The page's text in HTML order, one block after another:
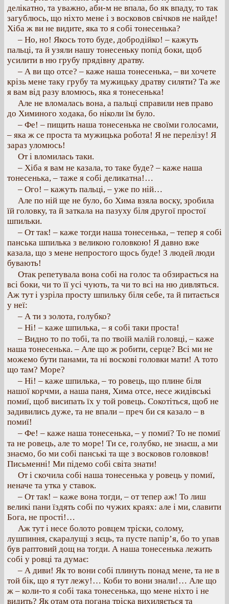
делікатно, та уважно, аби-м не впала, бо як впаду, то так
загублюсь, що ніхто мене і з восковов свічков не найде!
Хіба ж ви не видите, яка то я собі тонесенька?
– Но, но! Якось тото буде, добродійко! – кажуть
пальці, та й узяли нашу тонесеньку попід боки, щоб
усилити в ню грубу прядівну дратву.
– А ви що отсе? – каже наша тонесенька, – ви хочете
крізь мене таку грубу та мужицьку дратву силяти? Та же
я вам від разу вломюсь, яка я тонесенька!
Але не вломалась вона, а пальці справили нев право
до Химиного ходака, бо ніколи їм було.
– Фе! – пищить наша тонесенька не своїми голосами,
– яка ж се проста та мужицька робота! Я не перелізу! Я
зараз уломюсь!
От і вломилась таки.
– Хіба я вам не казала, то таке буде? – каже наша
тонесенька, – таже я собі деликатна!…
– Ого! – кажуть пальці, – уже по ній…
Але по ній ще не було, бо Хима взяла воску, зробила
їй головку, та й заткала на пазуху біля другої простої
шпильки.
– От так! – каже тогди наша тонесенька, – тепер я собі
панська шпилька з великою головкою! Я давно вже
казала, що з мене непростого щось буде! З людей люди
бувають!
Отак репетувала вона собі на голос та обзирається на
всі боки, чи то її усі чують, та чи то всі на ню дивляться.
Аж тут і узріла просту шпильку біля себе, та й питається
у неї:
– А ти з золота, голубко?
– Ні! – каже шпилька, – я собі таки проста!
– Видно то по тобі, та по твоїй малій головці, – каже
наша тонесенька. – Але що ж робити, серце? Всі ми не
можемо бути панами, та ні воскові головки мати! А тото
що там? Море?
– Ні! – каже шпилька, – то ровець, що плине біля
нашої корчми, а наша паня, Хима отсе, несе жидівські
помиї, щоб висипать їх у той ровець. Сокотіться, щоб не
задивились дуже, та не впали – преч би ся казало – в
помиї!
– Фе! – каже наша тонесенька, – у помиї? То не помиї
та не ровець, але то море! Ти се, голубко, не знаєш, а ми
знаємо, бо ми собі панські та ще з восковов головков!
Письменні! Ми підемо собі світа знати!
От і скочила собі наша тонесенька у ровець у помиї,
неначе та утка у ставок.
– От так! – каже вона тогди, – от тепер аж! То лиш
великі пани їздять собі по чужих краях: але і ми, славити
Бога, не прості!…
Аж тут і несе болото ровцем тріски, солому,
лушпиння, скаралущі з яєць, та пусте папір’я, бо то упав
був раптовий дощ на тогди. А наша тонесенька лежить
собі у ровці та думає:
– А диви! Як то вони собі плинуть понад мене, та не в
той бік, що я тут лежу!… Коби то вони знали!… Але що
ж – коли-то я собі така тонесенька, що мене ніхто і не
видить? Як отам ота погана тріска вихиляється та